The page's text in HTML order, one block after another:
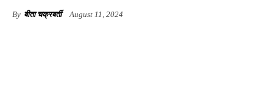
By बीता चक्रबर्ती August 11, 2024